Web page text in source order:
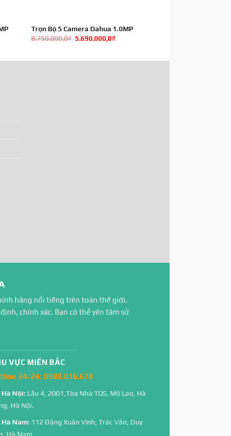
Trọn Bộ 5 Camera Dahua 1.0MP
8.750.000,0₫ 5.690.000,0₫
hãng nổi tiếng trên toàn thế giới.
chính xác. Bạn có thể yên tâm sử
VỰC MIỀN BẮC
24/24:0989.016.678
Hà Nội: Lầu 4, 2001,Tòa Nhà TQS, Mộ Lao, Hà
Hà Nội.
Hà Nam: 112 Đặng Xuân Vinh, Trác Văn, Duy
Hà Nam